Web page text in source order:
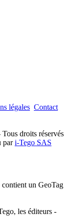
légales Contact
droits réservés
pari-Tego SAS
contient un GeoTag
les éditeurs -